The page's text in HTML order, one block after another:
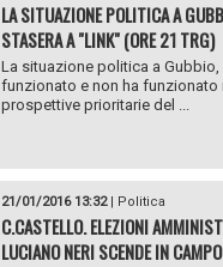
LA SITUAZIONE POLITICA A
STASERA A "LINK" (ORE 21 TRG)
La situazione politica a Gubbio,
funzionato e non ha funzionato
prospettive prioritarie del ...
21/01/2016 13:32| Politica
C.CASTELLO. ELEZIONI
LUCIANO NERI SCENDE IN CAMPO